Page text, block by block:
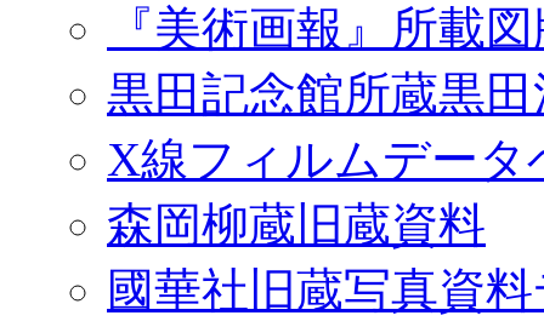
『美術画報』所載
黒田記念館所蔵黒
X線フィルムデータ
森岡柳蔵旧蔵資料
國華社旧蔵写真資